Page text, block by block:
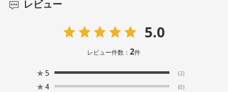
レビュー
5.0
レビュー件数：2件
★ 5 (2)
★ 4 (0)